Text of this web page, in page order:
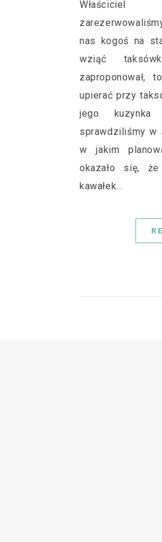
Właściciel
nas kogoś na
wziąć
zaproponował,
upierać przy
jego kuzynka
sprawdziliśmy w
w jakim
okazało się,
kawałek…